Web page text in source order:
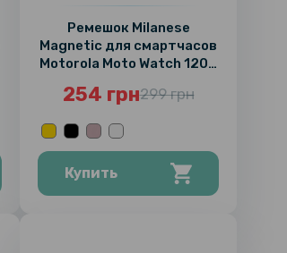
Ремешок Milanese
Magnetic для смартчасов
Motorola Moto Watch 120 /
254 грн299 грн
Купить